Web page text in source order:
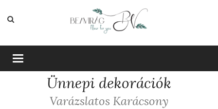
Toggle
Ünnepi dekorációk
Varázslatos Karácsony